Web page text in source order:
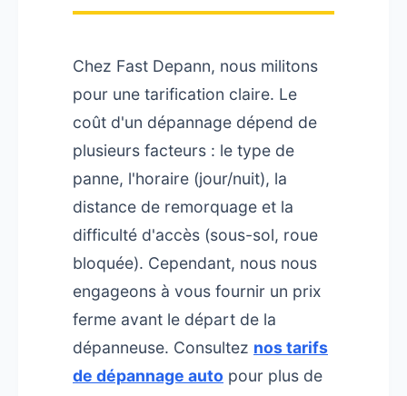
Chez Fast Depann, nous militons
pour une tarification claire. Le
coût d'un dépannage dépend de
plusieurs facteurs : le type de
panne, l'horaire (jour/nuit), la
distance de remorquage et la
difficulté d'accès (sous-sol, roue
bloquée). Cependant, nous nous
engageons à vous fournir un prix
ferme avant le départ de la
dépanneuse. Consultez nos tarifs
de dépannage auto pour plus de